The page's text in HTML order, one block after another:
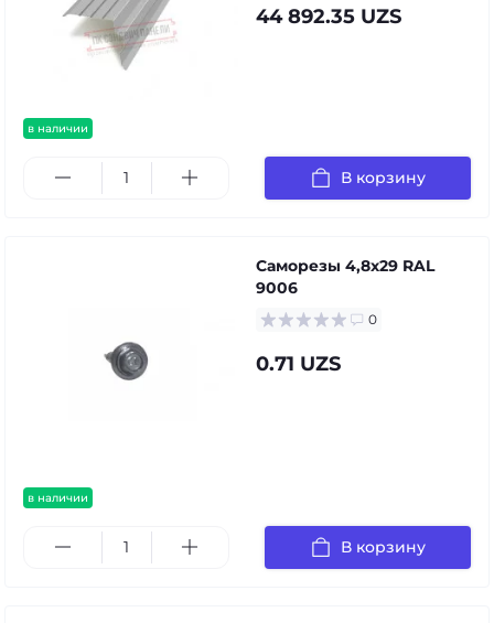
в наличии
44 892.35 UZS
В корзину
в наличии
Саморезы 4,8х29 RAL
9006
0
0.71 UZS
В корзину